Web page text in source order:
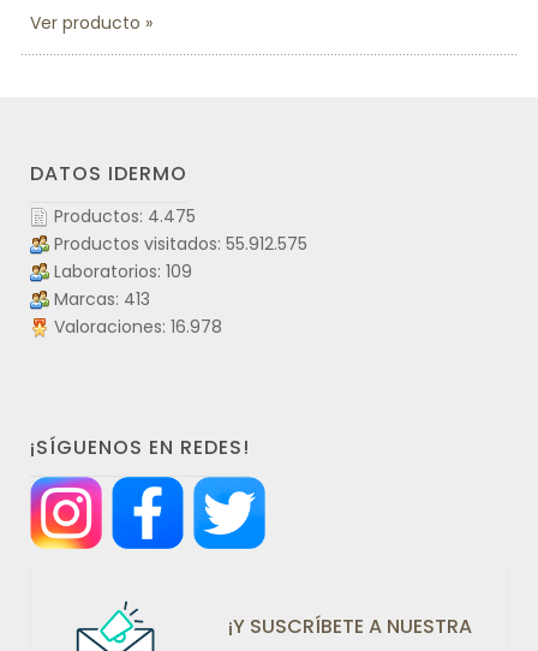
Ver producto
DATOS IDERMO
Productos: 4.475
Productos visitados: 55.912.575
Laboratorios: 109
Marcas: 413
Valoraciones: 16.978
¡SÍGUENOS EN REDES!
¡Y SUSCRÍBETE A NUESTRA